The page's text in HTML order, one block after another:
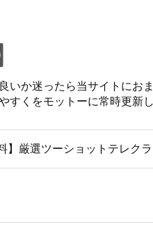
いか迷ったら当サイトに
くをモットーに常時更新
】厳選ツーショットテレクラ